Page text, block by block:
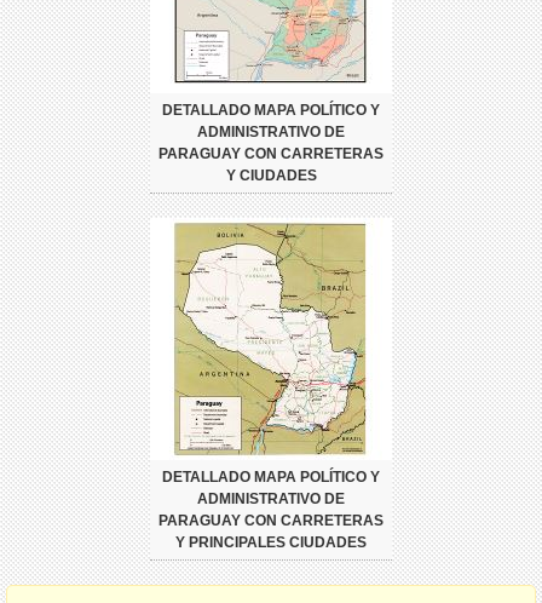
DETALLADO MAPA POLÍTICO Y
ADMINISTRATIVO DE
PARAGUAY CON CARRETERAS
Y CIUDADES
DETALLADO MAPA POLÍTICO Y
ADMINISTRATIVO DE
PARAGUAY CON CARRETERAS
Y PRINCIPALES CIUDADES